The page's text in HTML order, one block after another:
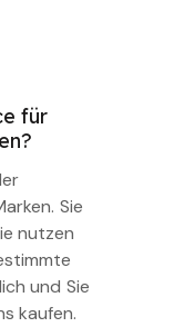
für
Sie
nutzen
und Sie
kaufen.